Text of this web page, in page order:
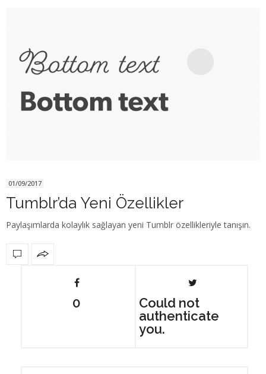
01/09/2017
Tumblr’da Yeni Özellikler
Paylaşımlarda kolaylık sağlayan yeni Tumblr özellikleriyle tanışın.
0
Could not
authenticate
you.